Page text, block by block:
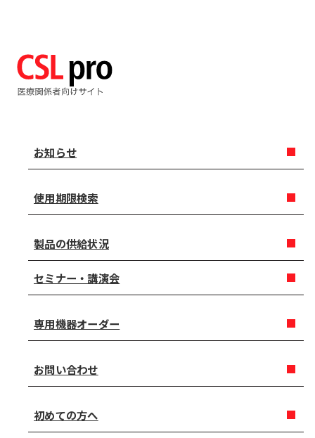
お知らせ
使用期限検索
製品の供給状況
セミナー・講演会
専用機器オーダー
お問い合わせ
初めての方へ